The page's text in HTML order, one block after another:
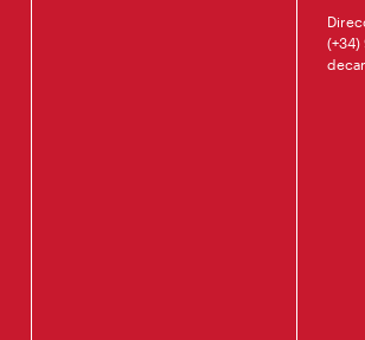
(+34)